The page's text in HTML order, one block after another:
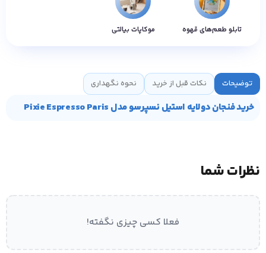
تابلو طعم‌های قهوه موکاپات بیالتی
توضیحات نکات قبل از خرید نحوه نگهداری
خرید فنجان دولایه استیل نسپرسو مدل Pixie Espresso Paris
نظرات شما
فعلا کسی چیزی نگفته!